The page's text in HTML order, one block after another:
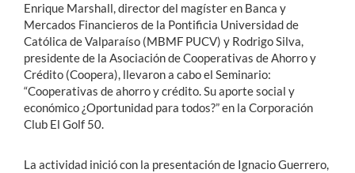
Enrique Marshall, director del magíster en Banca y
Mercados Financieros de la Pontificia Universidad de
Católica de Valparaíso (MBMF PUCV) y Rodrigo Silva,
presidente de la Asociación de Cooperativas de Ahorro y
Crédito (Coopera), llevaron a cabo el Seminario:
“Cooperativas de ahorro y crédito. Su aporte social y
económico ¿Oportunidad para todos?” en la Corporación
Club El Golf 50.
La actividad inició con la presentación de Ignacio Guerrero,